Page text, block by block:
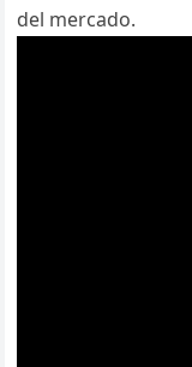
del mercado.